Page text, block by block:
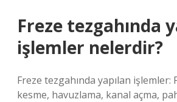
Freze tezgahında
işlemler nelerdir?
Freze tezgahında yapılan işlemler:
kesme, havuzlama, kanal açma,